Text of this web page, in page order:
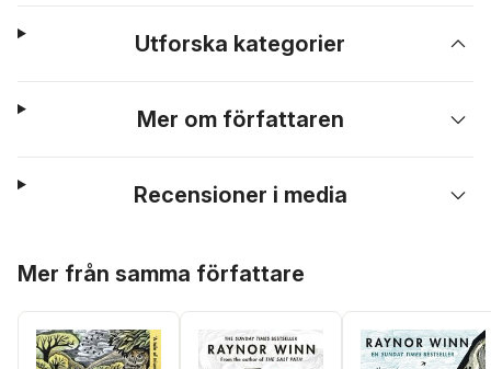
Utforska kategorier
Mer om författaren
Recensioner i media
Mer från samma författare